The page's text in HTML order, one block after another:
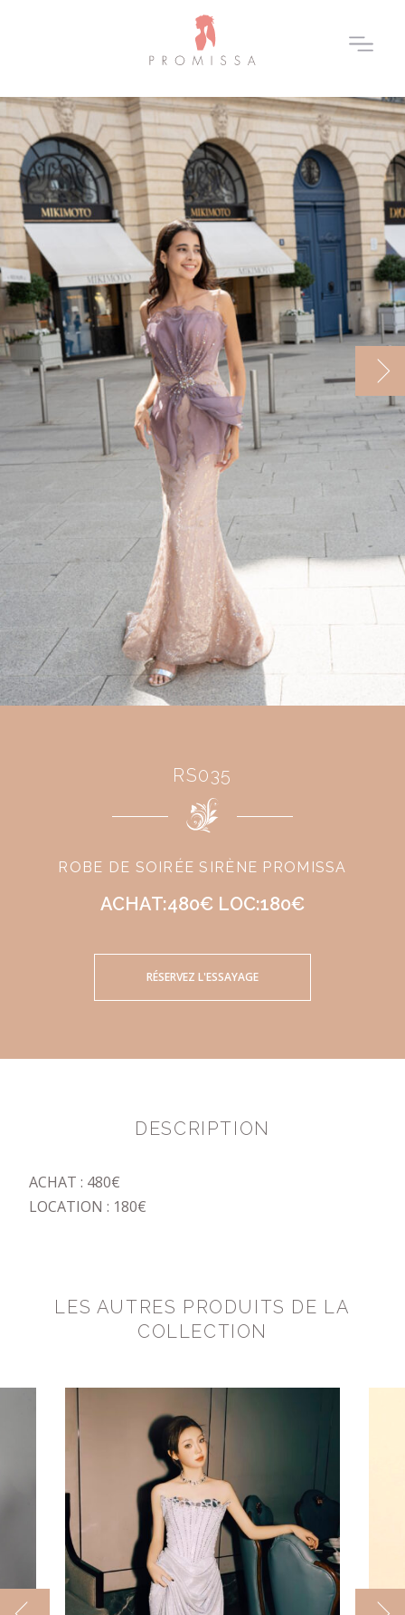
RS035
ROBE DE SOIRÉE SIRÈNE PROMISSA
ACHAT:480€ LOC:180€
RÉSERVEZ L'ESSAYAGE
DESCRIPTION
ACHAT : 480€
LOCATION : 180€
LES AUTRES PRODUITS DE LA
COLLECTION